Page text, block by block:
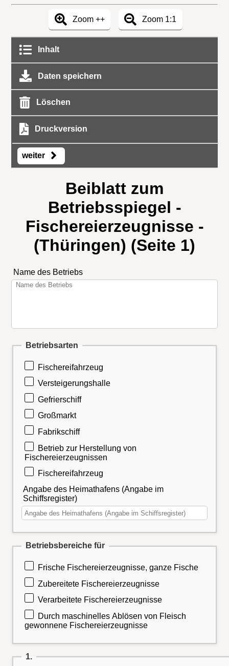
Zoom ++ Zoom 1:1
Inhalt
Daten speichern
Löschen
Druckversion
weiter
Beiblatt zum
Betriebsspiegel -
Fischereierzeugnisse -
(Thüringen) (Seite 1)
Name des Betriebs
Betriebsarten
Fischereifahrzeug
Versteigerungshalle
Gefrierschiff
Großmarkt
Fabrikschiff
Betrieb zur Herstellung von
Fischereierzeugnissen
Fischereifahrzeug
Angabe des Heimathafens (Angabe im
Schiffsregister)
Betriebsbereiche für
Frische Fischereierzeugnisse, ganze Fische
Zubereitete Fischereierzeugnisse
Verarbeitete Fischereierzeugnisse
Durch maschinelles Ablösen von Fleisch
gewonnene Fischereierzeugnisse
1.